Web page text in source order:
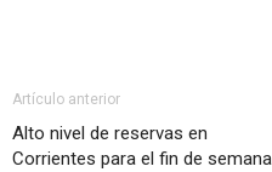
Artículo anterior
Alto nivel de reservas en
Corrientes para el fin de semana